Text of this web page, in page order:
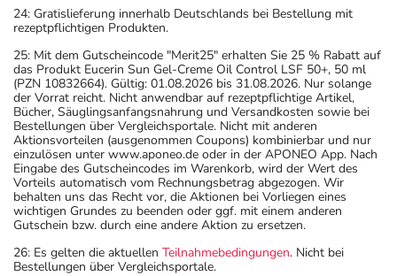
24: Gratislieferung innerhalb Deutschlands bei Bestellung mit
rezeptpflichtigen Produkten.
25: Mit dem Gutscheincode "Merit25" erhalten Sie 25 % Rabatt auf
das Produkt Eucerin Sun Gel-Creme Oil Control LSF 50+, 50 ml
(PZN 10832664). Gültig: 01.08.2026 bis 31.08.2026. Nur solange
der Vorrat reicht. Nicht anwendbar auf rezeptpflichtige Artikel,
Bücher, Säuglingsanfangsnahrung und Versandkosten sowie bei
Bestellungen über Vergleichsportale. Nicht mit anderen
Aktionsvorteilen (ausgenommen Coupons) kombinierbar und nur
einzulösen unter www.aponeo.de oder in der APONEO App. Nach
Eingabe des Gutscheincodes im Warenkorb, wird der Wert des
Vorteils automatisch vom Rechnungsbetrag abgezogen. Wir
behalten uns das Recht vor, die Aktionen bei Vorliegen eines
wichtigen Grundes zu beenden oder ggf. mit einem anderen
Gutschein bzw. durch eine andere Aktion zu ersetzen.
26: Es gelten die aktuellen Teilnahmebedingungen. Nicht bei
Bestellungen über Vergleichsportale.